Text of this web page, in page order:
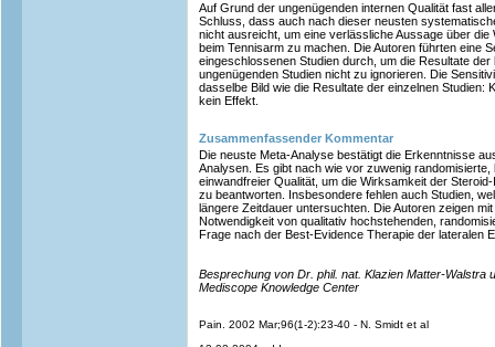
Auf Grund der ungenügenden internen Qualität fast
Schluss, dass auch nach dieser neusten
nicht ausreicht, um eine verlässliche Aussage über
beim Tennisarm zu machen. Die Autoren führten eine
eingeschlossenen Studien durch, um die Resultate der
ungenügenden Studien nicht zu ignorieren. Die
dasselbe Bild wie die Resultate der einzelnen Studien:
kein Effekt.
Zusammenfassender Kommentar
Die neuste Meta-Analyse bestätigt die Erkenntnisse
Analysen. Es gibt nach wie vor zuwenig randomisierte,
einwandfreier Qualität, um die Wirksamkeit der
zu beantworten. Insbesondere fehlen auch Studien,
längere Zeitdauer untersuchten. Die Autoren zeigen
Notwendigkeit von qualitativ hochstehenden,
Frage nach der Best-Evidence Therapie der lateralen
Besprechung von Dr. phil. nat. Klazien Matter-Walstra
Mediscope Knowledge Center
Pain. 2002 Mar;96(1-2):23-40 - N. Smidt et al